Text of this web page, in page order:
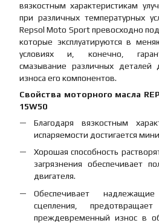
вязкостным характеристикам
при различных температурных
Repsol Moto Sport превосходно
которые эксплуатируются в
условиях и, конечно,
смазывание различных деталей
износа его компонентов.
Свойства моторного масла
15W50
Благодаря вязкостным
испаряемости достигается
Хорошая способность
загрязнения обеспечивает
двигателя.
Обеспечивает
сцепления,
преждевременный износ в